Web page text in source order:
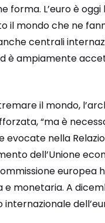
forma. L’euro è
il mondo che ne
centrali
è ampiamente
il mondo,
“ma è
nella
dell’Unione
monetaria. A